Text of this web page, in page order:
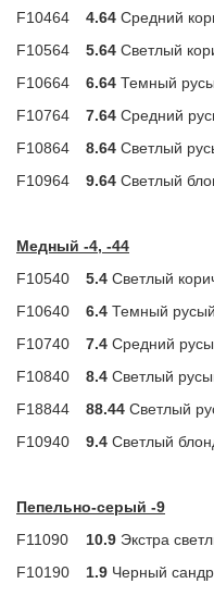
F10464
4.64 Средний
F10564
5.64 Светлый
F10664
6.64 Темный
F10764
7.64 Средний
F10864
8.64 Светлый
F10964
9.64 Светлый
Медный -4, -44
F10540
5.4 Светлый
F10640
6.4 Темный
F10740
7.4 Средний
F10840
8.4 Светлый
F18844
88.44 Светлый
F10940
9.4 Светлый
Пепельно-серый -9
F11090
10.9 Экстра
F10190
1.9 Черный